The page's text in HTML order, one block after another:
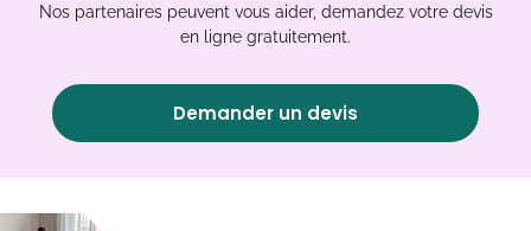
Nos partenaires peuvent vous aider, demandez votre devis
en ligne gratuitement.
Demander un devis